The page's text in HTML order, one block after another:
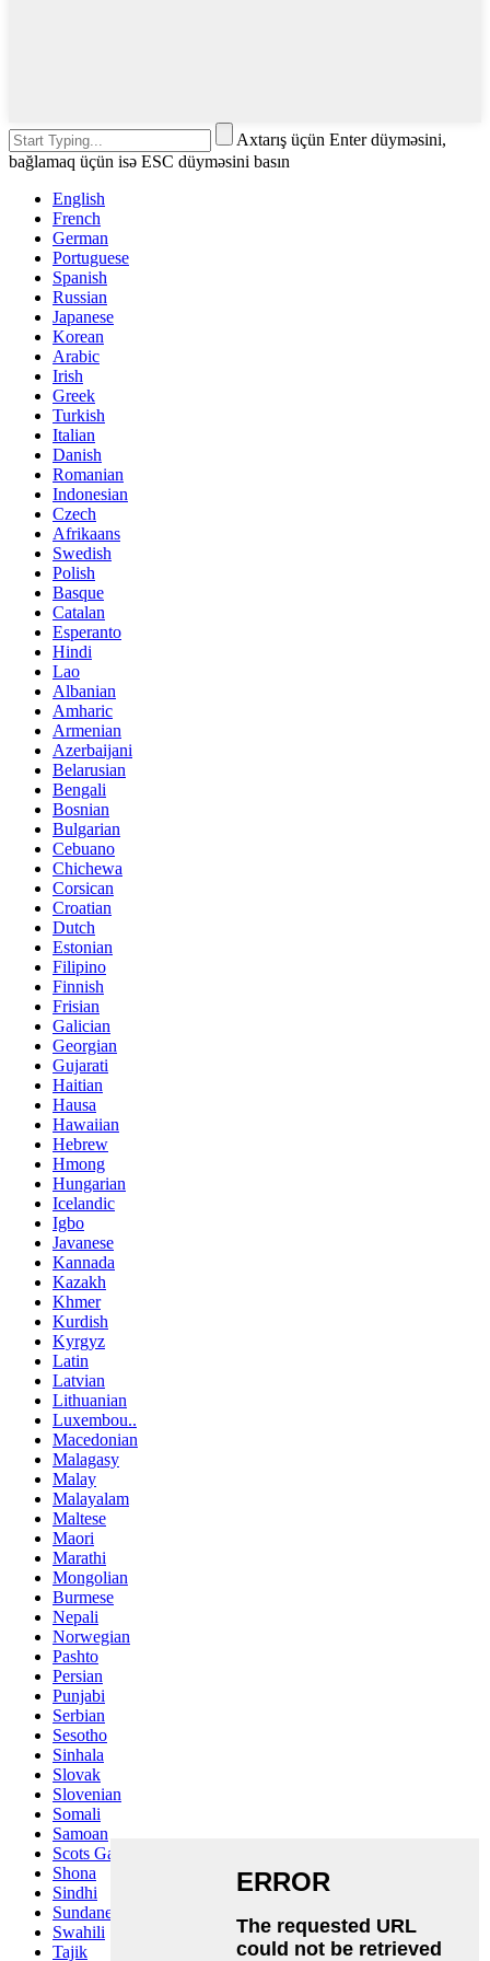
Axtarış üçün Enter düyməsini,
bağlamaq üçün isə ESC düyməsini basın
English
French
German
Portuguese
Spanish
Russian
Japanese
Korean
Arabic
Irish
Greek
Turkish
Italian
Danish
Romanian
Indonesian
Czech
Afrikaans
Swedish
Polish
Basque
Catalan
Esperanto
Hindi
Lao
Albanian
Amharic
Armenian
Azerbaijani
Belarusian
Bengali
Bosnian
Bulgarian
Cebuano
Chichewa
Corsican
Croatian
Dutch
Estonian
Filipino
Finnish
Frisian
Galician
Georgian
Gujarati
Haitian
Hausa
Hawaiian
Hebrew
Hmong
Hungarian
Icelandic
Igbo
Javanese
Kannada
Kazakh
Khmer
Kurdish
Kyrgyz
Latin
Latvian
Lithuanian
Luxembou..
Macedonian
Malagasy
Malay
Malayalam
Maltese
Maori
Marathi
Mongolian
Burmese
Nepali
Norwegian
Pashto
Persian
Punjabi
Serbian
Sesotho
Sinhala
Slovak
Slovenian
Somali
Samoan
Scots Gaelic
Shona
Sindhi
Sundanese
Swahili
Tajik